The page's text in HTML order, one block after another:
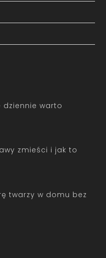
dziennie warto
zmieści i jak to
twarzy w domu bez